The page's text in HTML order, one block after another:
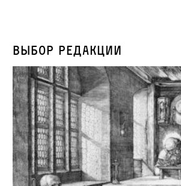
Выбор редакции